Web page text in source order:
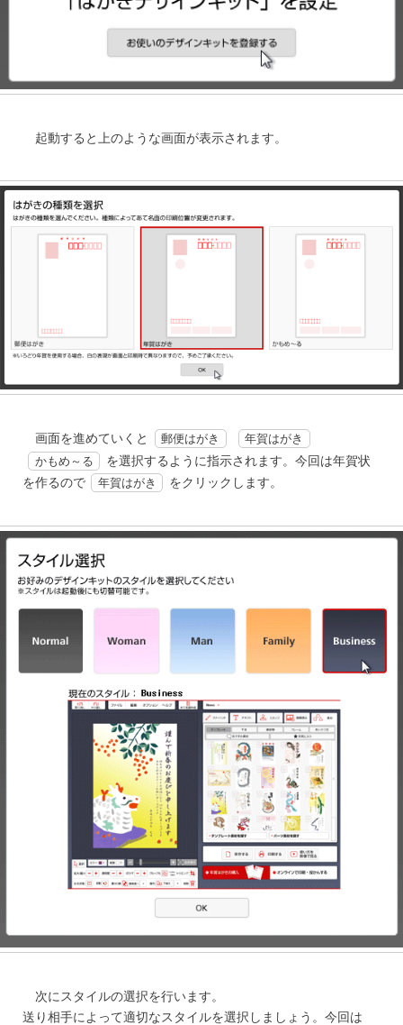
起動すると上のような画面が表示されます。
画面を進めていくと 郵便はがき
年賀はがき
かもめ～る
を選択するように指示されます。今回は年賀状
を作るので
年賀はがき をクリックします。
次にスタイルの選択を行います。
送り相手によって適切なスタイルを選択しましょう。今回は